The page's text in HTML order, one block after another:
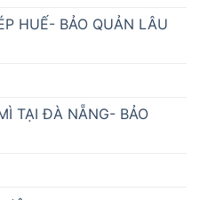
HUẾ- BẢO QUẢN LÂU
TẠI ĐÀ NẴNG- BẢO